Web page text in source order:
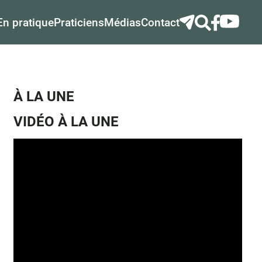
pratiquePraticiensMédiasContact
À LA UNE
VIDÉO À LA UNE